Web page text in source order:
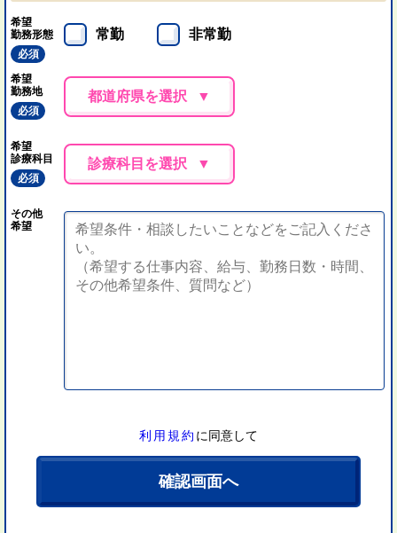
希望
勤務形態
必須
常勤 非常勤
希望
勤務地
必須
都道府県を選択
希望
診療科目
必須
診療科目を選択
その他
希望
利用規約 に同意して
確認画面へ